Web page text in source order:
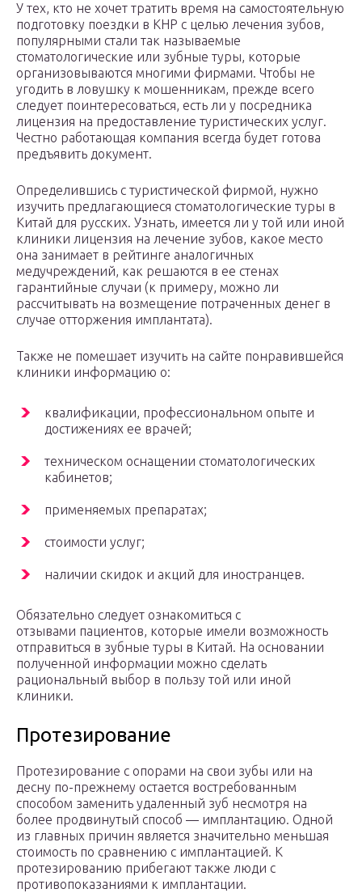
У тех, кто не хочет тратить время на самостоятельную
подготовку поездки в КНР с целью лечения зубов,
популярными стали так называемые
стоматологические или зубные туры, которые
организовываются многими фирмами. Чтобы не
угодить в ловушку к мошенникам, прежде всего
следует поинтересоваться, есть ли у посредника
лицензия на предоставление туристических услуг.
Честно работающая компания всегда будет готова
предъявить документ.
Определившись с туристической фирмой, нужно
изучить предлагающиеся стоматологические туры в
Китай для русских. Узнать, имеется ли у той или иной
клиники лицензия на лечение зубов, какое место
она занимает в рейтинге аналогичных
медучреждений, как решаются в ее стенах
гарантийные случаи (к примеру, можно ли
рассчитывать на возмещение потраченных денег в
случае отторжения имплантата).
Также не помешает изучить на сайте понравившейся
клиники информацию о:
квалификации, профессиональном опыте и
достижениях ее врачей;
техническом оснащении стоматологических
кабинетов;
применяемых препаратах;
стоимости услуг;
наличии скидок и акций для иностранцев.
Обязательно следует ознакомиться с
отзывами пациентов, которые имели возможность
отправиться в зубные туры в Китай. На основании
полученной информации можно сделать
рациональный выбор в пользу той или иной
клиники.
Протезирование
Протезирование с опорами на свои зубы или на
десну по-прежнему остается востребованным
способом заменить удаленный зуб несмотря на
более продвинутый способ — имплантацию. Одной
из главных причин является значительно меньшая
стоимость по сравнению с имплантацией. К
протезированию прибегают также люди с
противопоказаниями к имплантации.